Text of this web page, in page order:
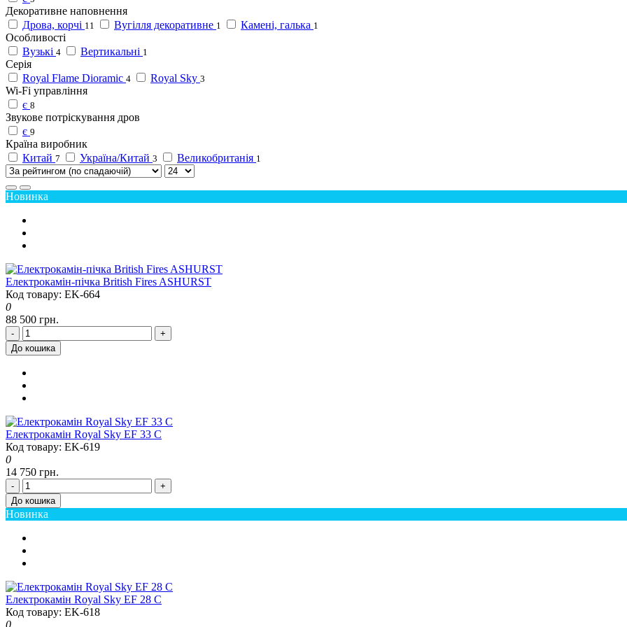
Декоративне наповнення
Дрова, корчі 11 Вугілля декоративне 1 Камені, галька 1
Особливості
Вузькі 4 Вертикальні 1
Серія
Royal Flame Dioramic 4 Royal Sky 3
Wi-Fi управління
є 8
Звукове потріскування дров
є 9
Країна виробник
Китай 7 Україна/Китай 3 Великобританія 1
Новинка
Електрокамін-пічка British Fires ASHURST
Код товару: EK-664
0
88 500 грн.
-
+
До кошика
Електрокамін Royal Sky EF 33 C
Код товару: EK-619
0
14 750 грн.
-
+
До кошика
Новинка
Електрокамін Royal Sky EF 28 C
Код товару: EK-618
0